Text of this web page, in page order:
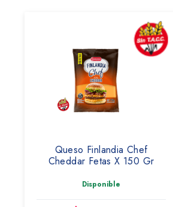
Queso Finlandia Chef
Cheddar Fetas X 150 Gr
Disponible